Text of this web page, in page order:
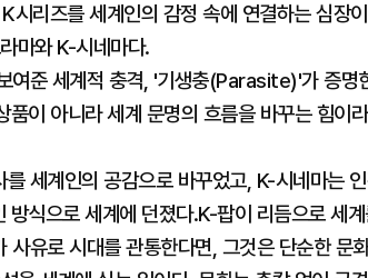
리즈를 세계인의 감정 속에 연결하는 심장
마와 K-시네마다.
준 세계적 충격, '기생충(Parasite)'가 증명
품이 아니라 세계 문명의 흐름을 바꾸는 힘이
세계인의 공감으로 바꾸었고, K-시네마는
식으로 세계에 던졌다.K-팝이 리듬으로 세
사유로 시대를 관통한다면, 그것은 단순한 문